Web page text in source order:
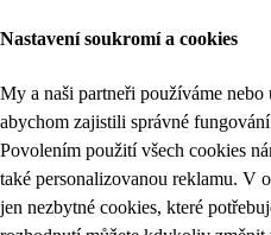
Nastavení soukromí a cookies
My a naši partneři používáme nebo
abychom zajistili správné
Povolením použití všech cookies
také personalizovanou reklamu. V
jen nezbytné cookies, které